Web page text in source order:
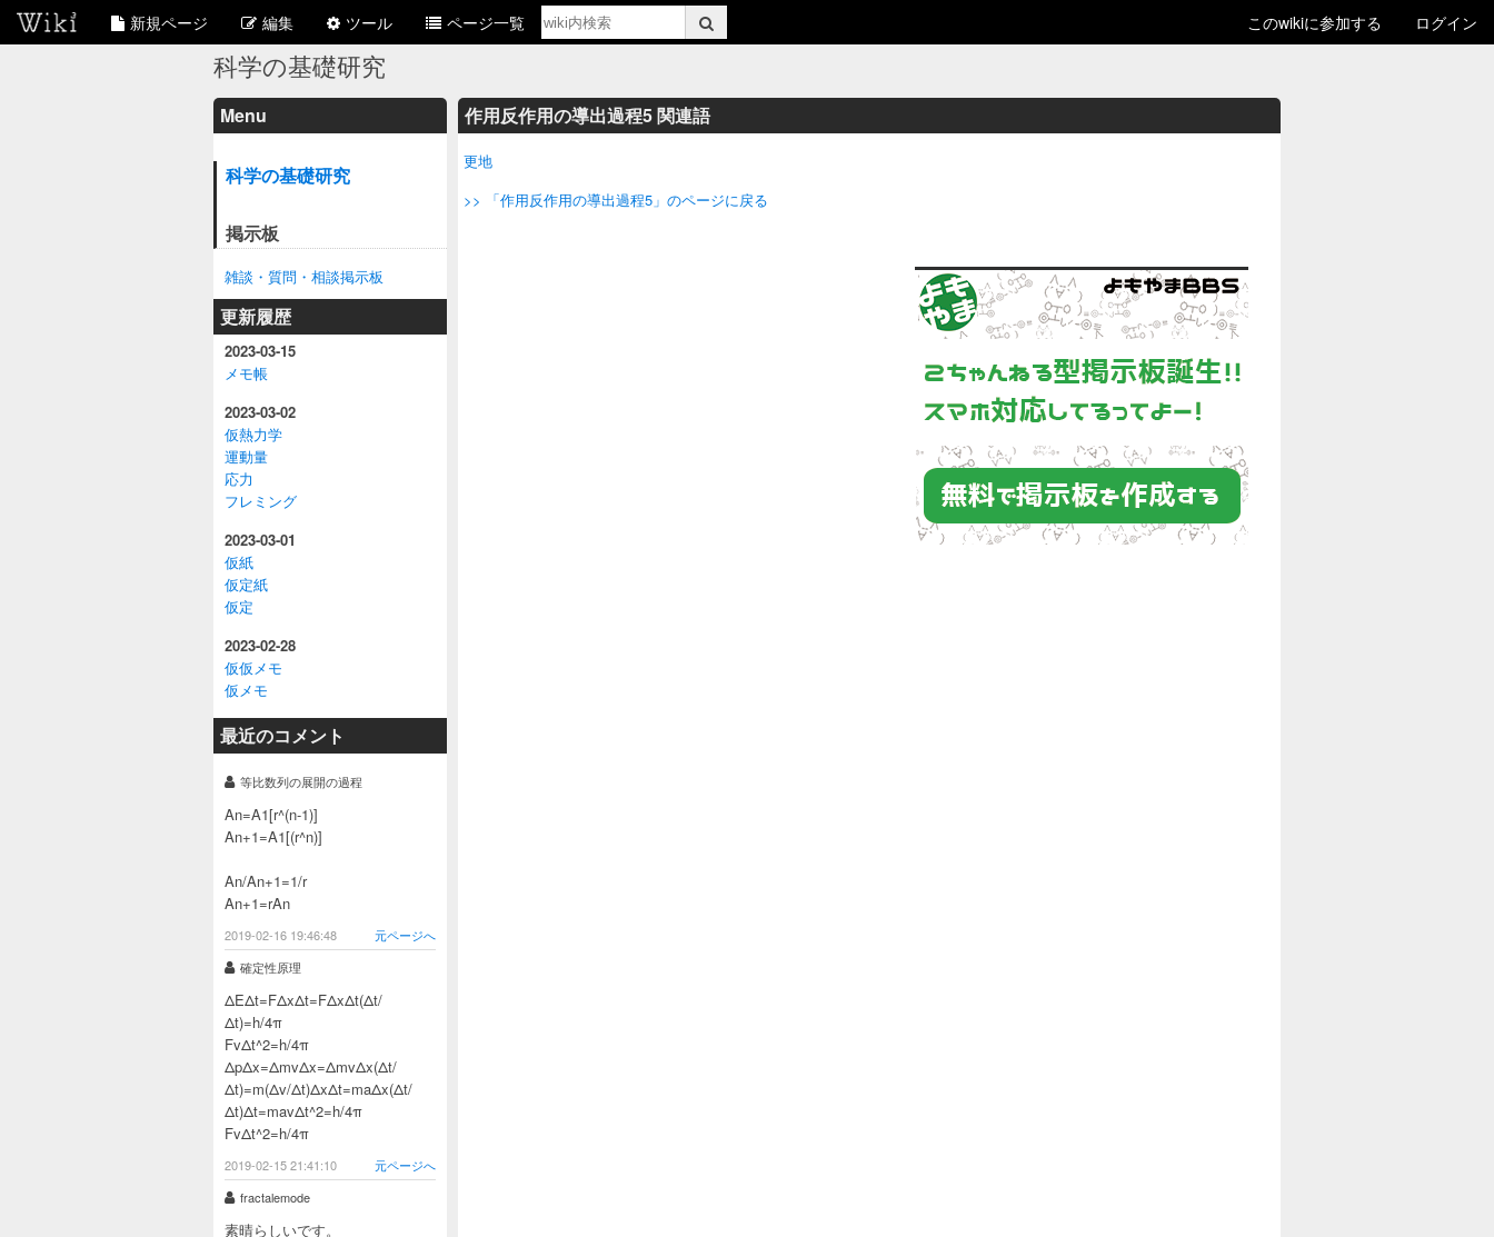
新規ページ 編集 ツール ページ一覧 このwikiに参加する ログイン
科学の基礎研究
Menu
科学の基礎研究
掲示板
雑談・質問・相談掲示板
更新履歴
2023-03-15
メモ帳
2023-03-02
仮熱力学
運動量
応力
フレミング
2023-03-01
仮紙
仮定紙
仮定
2023-02-28
仮仮メモ
仮メモ
最近のコメント
等比数列の展開の過程
An=A1[r^(n-1)]
An+1=A1[(r^n)]
An/An+1=1/r
An+1=rAn
2019-02-16 19:46:48
元ページへ
確定性原理
ΔEΔt=FΔxΔt=FΔxΔt(Δt/
Δt)=h/4π
FvΔt^2=h/4π
ΔpΔx=ΔmvΔx=ΔmvΔx(Δt/
Δt)=m(Δv/Δt)ΔxΔt=maΔx(Δt/
Δt)Δt=mavΔt^2=h/4π
FvΔt^2=h/4π
2019-02-15 21:41:10
元ページへ
fractalemode
素晴らしいです。
作用反作用の導出過程5 関連語
更地
>> 「作用反作用の導出過程5」のページに戻る